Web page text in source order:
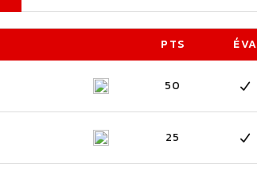
PTS ÉVA
50
25